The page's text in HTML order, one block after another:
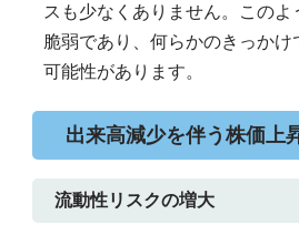
スも少なくありません。この
脆弱であり、何らかのきっかけ
可能性があります。
出来高減少を伴う株価上
流動性リスクの増大